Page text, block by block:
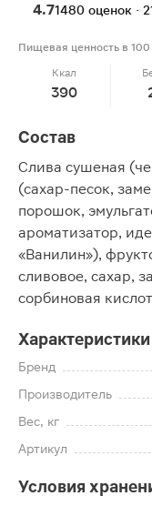
4.71480 оценок ·
Пищевая ценность в 100
Ккал
390
Состав
Слива сушеная
(сахар-песок,
порошок,
ароматизатор,
«Ванилин»),
сливовое, сахар,
сорбиновая
Характеристики
Бренд
Производитель
Вес, кг
Артикул
Условия